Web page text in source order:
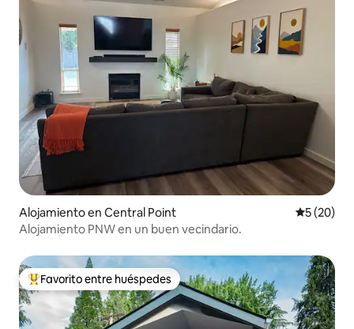
Alojamiento en Central Point
5 (20)
Alojamiento PNW en un buen vecindario.
Favorito entre huéspedes preferido
Favorito entre huéspedes